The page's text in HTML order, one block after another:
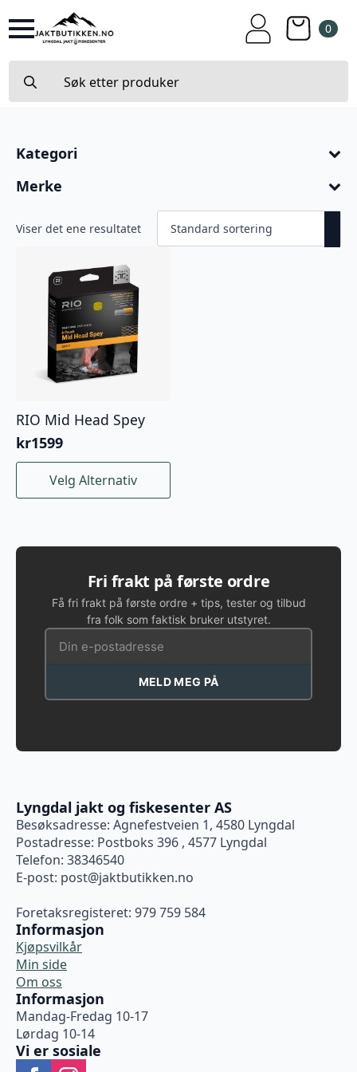
0
for:
Kategori
Merke
Viser det ene resultatet
RIO Mid Head Spey
kr1599
Velg Alternativ
Dette
produktet
Alternativene
produktsiden
Fri frakt på første ordre
Få fri frakt på første ordre + tips, tester og tilbud
fra folk som faktisk bruker utstyret.
MELD MEG PÅ
Lyngdal jakt og fiskesenter AS
Besøksadresse: Agnefestveien 1, 4580 Lyngdal
Postadresse: Postboks 396 , 4577 Lyngdal
Telefon: 38346540
E-post: post@jaktbutikken.no
Foretaksregisteret: 979 759 584
Informasjon
Kjøpsvilkår
Min side
Om oss
Informasjon
Mandag-Fredag 10-17
Lørdag 10-14
Vi er sosiale